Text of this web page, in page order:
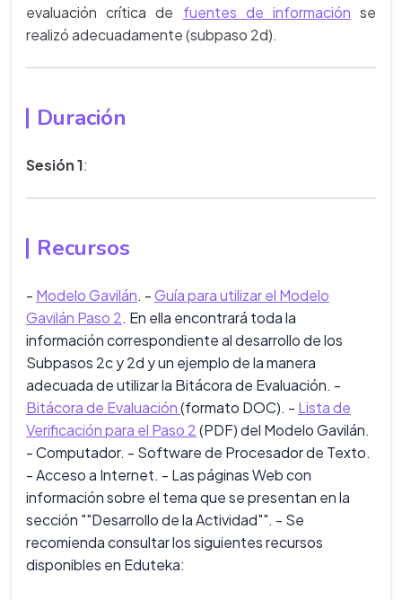
evaluación crítica de fuentes de información se
realizó adecuadamente (subpaso 2d).
Duración
Sesión 1:
Recursos
- Modelo Gavilán. -Guía para utilizar el Modelo
Gavilán Paso 2. En ella encontrará toda la
información correspondiente al desarrollo de los
Subpasos 2c y 2d y un ejemplo de la manera
adecuada de utilizar la Bitácora de Evaluación. -
Bitácora de Evaluación(formato DOC). - Lista de
Verificación para el Paso 2(PDF) del Modelo Gavilán.
- Computador. - Software de Procesador de Texto.
- Acceso a Internet. - Las páginas Web con
información sobre el tema que se presentan en la
sección ""Desarrollo de la Actividad"". - Se
recomienda consultar los siguientes recursos
disponibles en Eduteka: